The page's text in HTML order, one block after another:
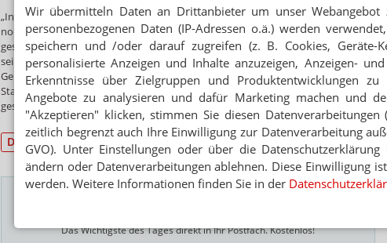
Wir übermitteln Daten an Drittanbieter um unser
personenbezogenen Daten (IP-Adressen o.ä.) werden
speichern und /oder darauf zugreifen (z. B. Cookies, Geräte-
personalisierte Anzeigen und Inhalte anzuzeigen, Anzeigen-
Erkenntnisse über Zielgruppen und Produktentwicklungen
Angebote zu analysieren und dafür Marketing machen und
"Akzeptieren" klicken, stimmen Sie diesen
zeitlich begrenzt auch Ihre Einwilligung zur Datenverarbeitung
GVO). Unter Einstellungen oder über die
ändern oder Datenverarbeitungen ablehnen. Diese Einwilligung
werden. Weitere Informationen finden Sie in der
„In der Insolvenz des eingetragenen Kaufmanns sehe ich nicht, dass sich daraus
noch ein Vorteil ergeben könnte“, sagt Bitter. Schlecker selbst hat im Gericht
gesagt, er habe sein gesamtes Vermögen verloren. Was nicht mehr ihm, sondern
seiner Frau gehört, zum Beispiel das Haus, kann ihm niemand streitig machen.
Geiwitz hat den Prozess dennoch genau verfolgt, um zu sehen, ob die
Staatsanwaltschaft doch noch irgendwo Geld findet, wie er dem „Handelsblatt“
gesagt hat. „Allerdings ist diesbezüglich nichts aufgetaucht.“
Drogerie/Handel Urteile
Das Wichtigste des Tages direkt in Ihr Postfach. Kostenlos!